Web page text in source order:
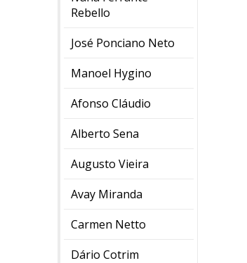
Rebello
José Ponciano Neto
Manoel Hygino
Afonso Cláudio
Alberto Sena
Augusto Vieira
Avay Miranda
Carmen Netto
Dário Cotrim